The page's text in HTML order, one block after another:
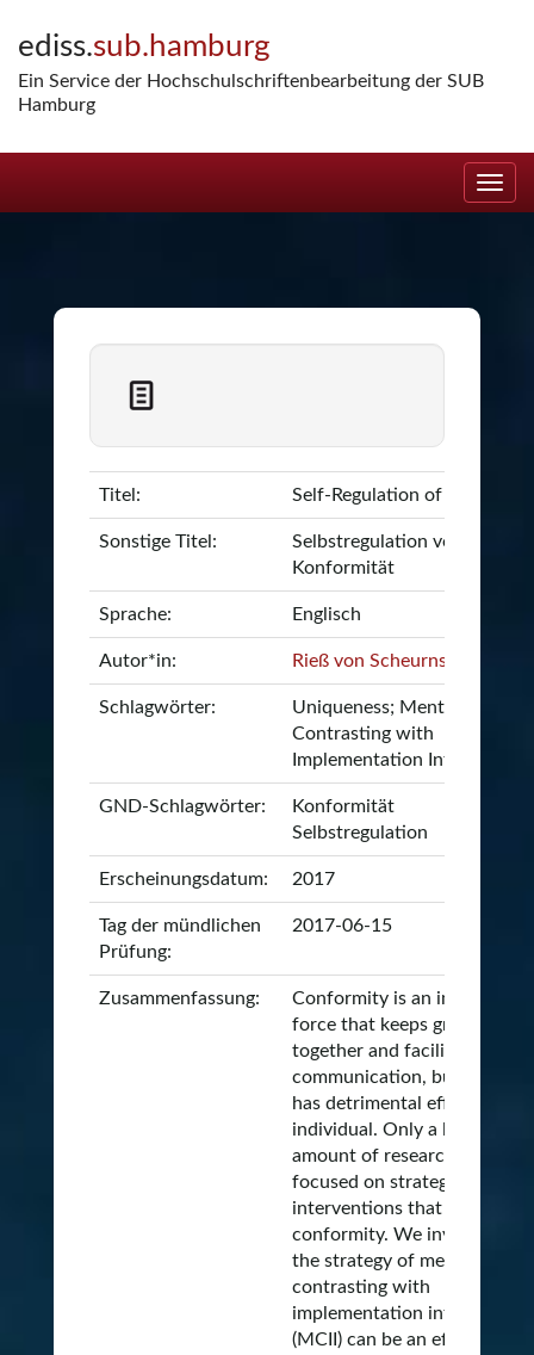
navigation
ediss.sub.hamburg
Ein Service der Hochschulschriftenbearbeitung der SUB
Hamburg
Titel: Self-Regulation of
Sonstige Titel:
Selbstregulation von
Konformität
Sprache: Englisch
Autor*in: Rieß von Scheurnschloß,
Schlagwörter:
Uniqueness; Mental
Contrasting with
Implementation Intentions
GND-Schlagwörter:
Konformität
Selbstregulation
Erscheinungsdatum: 2017
Tag der mündlichen
Prüfung:
2017-06-15
Zusammenfassung:
Conformity is an important
force that keeps groups
together and facilitates
communication, but
has detrimental effects for
individual. Only a limited
amount of research has
focused on strategies and
interventions that help
conformity. We investigated
the strategy of mental
contrasting with
implementation intentions
(MCII) can be an effective